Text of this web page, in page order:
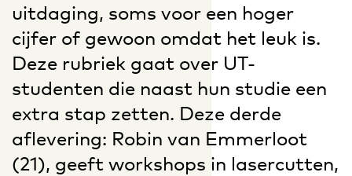
uitdaging, soms voor een hoger
cijfer of gewoon omdat het leuk is.
Deze rubriek gaat over UT-
studenten die naast hun studie een
extra stap zetten. Deze derde
aflevering: Robin van Emmerloot
(21), geeft workshops in lasercutten,